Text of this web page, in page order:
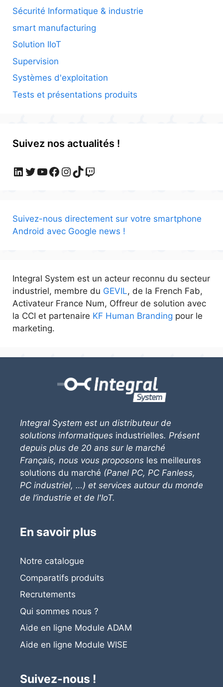
Sécurité Informatique & industrie
smart manufacturing
Solution IIoT
Supervision
Systèmes d'exploitation
Tests et présentations produits
Suivez nos actualités !
LinkedIn
Twitter
YouTube
Facebook
Instagram
TikTok
Twitch
Suivez-nous directement sur votre smartphone
Android avec Google news !
Integral System est un acteur reconnu du secteur
industriel, membre du GEVIL, de la French Fab,
Activateur France Num, Offreur de solution avec
la CCI et partenaire KF Human Branding pour le
marketing.
Integral System est un distributeur de
solutions informatiques industrielles. Présent
depuis plus de 20 ans sur le marché
Français, nous vous proposons les meilleures
solutions du marché (Panel PC, PC Fanless,
PC industriel, …) et services autour du monde
de l’industrie et de l'IoT.
En savoir plus
Notre catalogue
Comparatifs produits
Recrutements
Qui sommes nous ?
Aide en ligne Module ADAM
Aide en ligne Module WISE
Suivez-nous !